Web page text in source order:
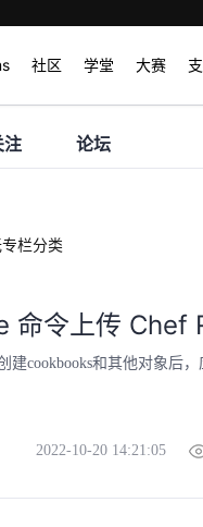
社区 学堂 大赛
注 论坛
栏分类
命令上传 Chef
建cookbooks和其他对象后
2022-10-20 14:21:05